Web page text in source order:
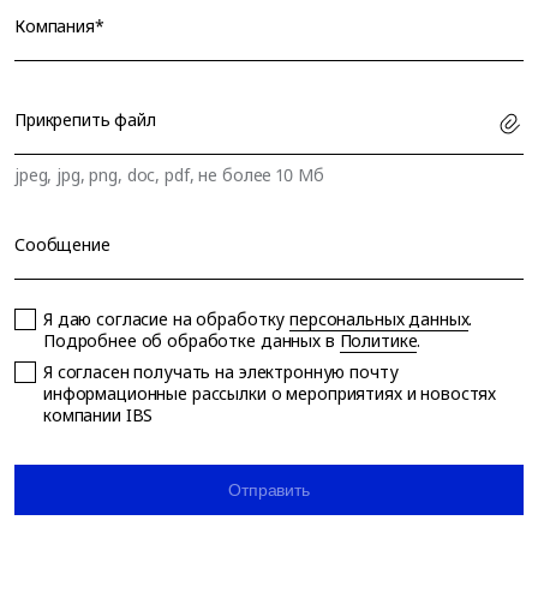
Компания*
Прикрепить файл
jpeg, jpg, png, doc, pdf, не более 10 Мб
Сообщение
Я даю согласие на обработкуперсональных данных.
Подробнее об обработке данных в Политике.
Я согласен получать на электронную почту
информационные рассылки о мероприятиях и новостях
компании IBS
Отправить